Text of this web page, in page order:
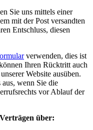
Sie uns mittels einer
mit der Post versandten
Entschluss, diesen
verwenden, dies ist
Ihren Rücktritt auch
Website ausüben.
wenn Sie die
vor Ablauf der
über: